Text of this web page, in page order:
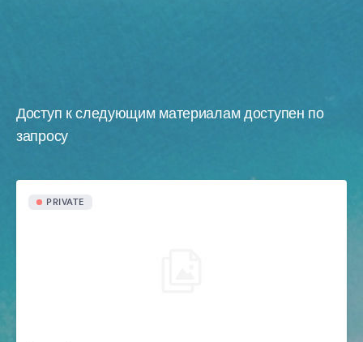
Доступ к следующим материалам доступен по
запросу
PRIVATE